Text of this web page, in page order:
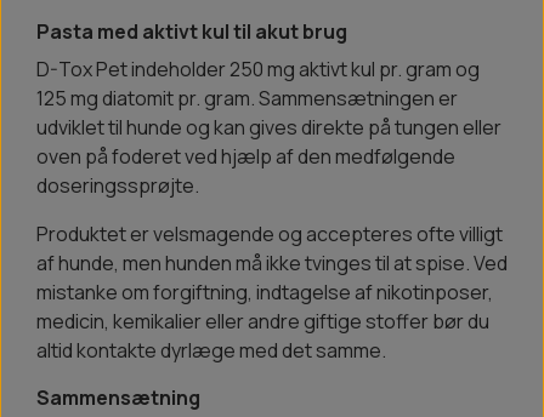
Pasta med aktivt kul til akut brug
D-Tox Pet indeholder 250 mg aktivt kul pr. gram og
125 mg diatomit pr. gram. Sammensætningen er
udviklet til hunde og kan gives direkte på tungen eller
oven på foderet ved hjælp af den medfølgende
doseringssprøjte.
Produktet er velsmagende og accepteres ofte villigt
af hunde, men hunden må ikke tvinges til at spise. Ved
mistanke om forgiftning, indtagelse af nikotinposer,
medicin, kemikalier eller andre giftige stoffer bør du
altid kontakte dyrlæge med det samme.
Sammensætning